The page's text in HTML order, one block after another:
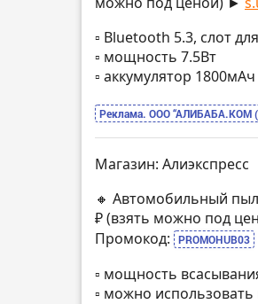
▫️ Bluetooth 5.3, слот
▫️ мощность 7.5Вт
▫️ аккумулятор
Реклама. ООО “АЛИБАБА.КОМ
Магазин: Алиэкспресс
🔸 Автомобильный
₽ (взять можно под
Промокод:
PROMOHUB03
▫️ мощность
▫️ можно использовать